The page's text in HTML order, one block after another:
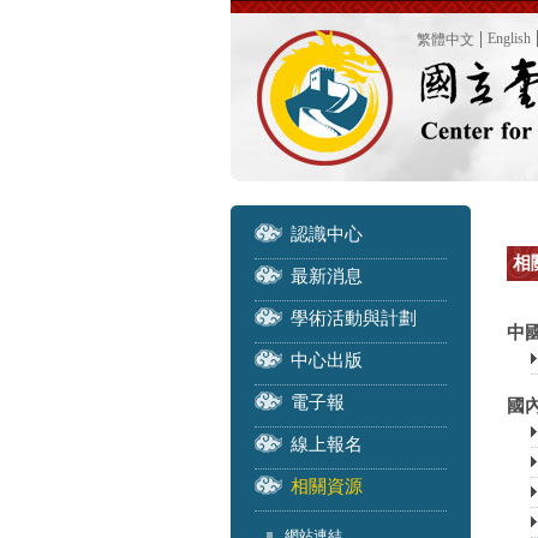
繁體中文 English
認識中心
最新消息
學術活動與計劃
中心出版
電子報
線上報名
相關資源
相
中
國